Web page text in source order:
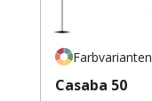
Farbvarianten
Casaba 50